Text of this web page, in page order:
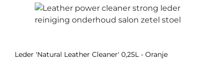
Leder 'Natural Leather Cleaner' 0,25L - Oranje